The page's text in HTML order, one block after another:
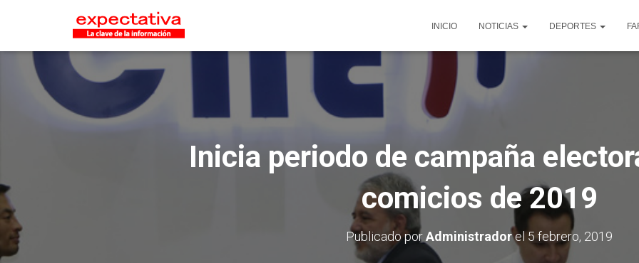
INICIO NOTICIAS DEPORTES
Inicia periodo de campaña
comicios de 2019
Publicado porAdministradorel5 febrero, 2019